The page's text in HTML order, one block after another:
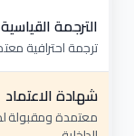
الترجمة القياسية
ترجمة احترافية
شهادة الاعتماد
معتمدة ومقبولة